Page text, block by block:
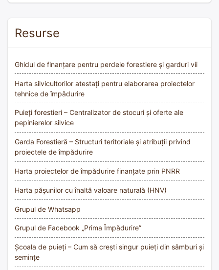
Resurse
Ghidul de finanțare pentru perdele forestiere și garduri vii
Harta silvicultorilor atestați pentru elaborarea proiectelor
tehnice de împădurire
Puieți forestieri – Centralizator de stocuri și oferte ale
pepinierelor silvice
Garda Forestieră – Structuri teritoriale și atribuții privind
proiectele de împădurire
Harta proiectelor de împădurire finanțate prin PNRR
Harta pășunilor cu înaltă valoare naturală (HNV)
Grupul de Whatsapp
Grupul de Facebook „Prima Împădurire”
Școala de puieți – Cum să crești singur puieți din sâmburi și
semințe